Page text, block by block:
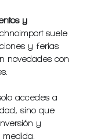
y
suele
y ferias
novedades con
accedes a
sino que
y